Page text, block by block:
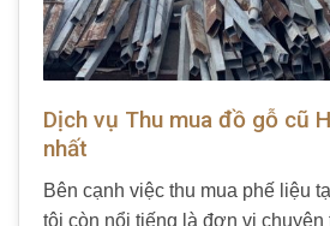
Dịch vụ Thu mua đồ gỗ cũ
nhất
Bên cạnh việc thu mua phế liệu
tôi còn nổi tiếng là đơn vị chuyên